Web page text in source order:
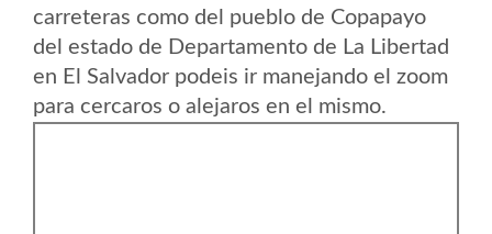
carreteras como del pueblo de Copapayo
del estado de Departamento de La Libertad
en El Salvador podeis ir manejando el zoom
para cercaros o alejaros en el mismo.